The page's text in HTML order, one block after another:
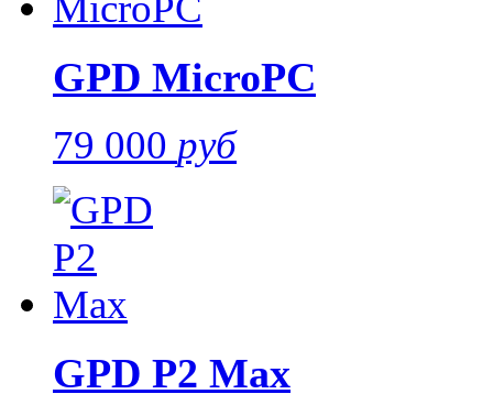
GPD MicroPC
79 000 руб
GPD P2 Max